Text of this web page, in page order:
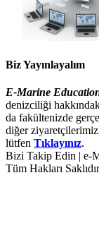
Biz Yayınlayalım
E-Marine
denizciliği
da fakültenizde
diğer
lütfen Tıklayınız.
Bizi Takip Edin | e-
Tüm Hakları